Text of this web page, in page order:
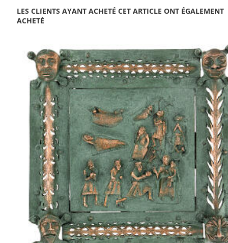
LES CLIENTS AYANT ACHETÉ CET ARTICLE ONT ÉGALEMENT
ACHETÉ